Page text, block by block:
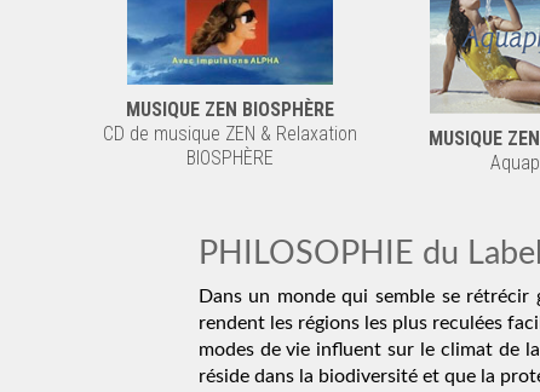
MUSIQUE ZEN BIOSPHÈRE
CD de musique ZEN & Relaxation
BIOSPHÈRE
MUSIQUE
PHILOSOPHIE du
Dans un monde qui semble se
rendent les régions les plus reculées
modes de vie influent sur le climat de
réside dans la biodiversité et que la